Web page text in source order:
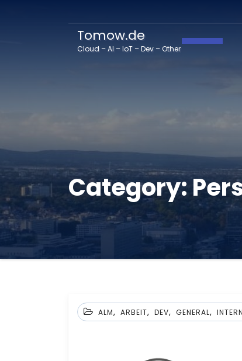
Tomow.de
Cloud – AI – IoT – Dev – Other
Category:
ALM, ARBEIT, DEV, GENERAL,